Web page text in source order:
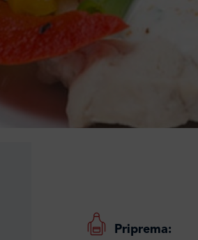
Priprema: